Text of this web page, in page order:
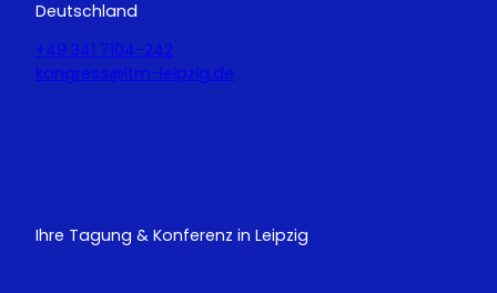
Deutschland
+49 341 7104-242
kongress@ltm-leipzig.de
u
b
d
Ihre Tagung & Konferenz in Leipzig